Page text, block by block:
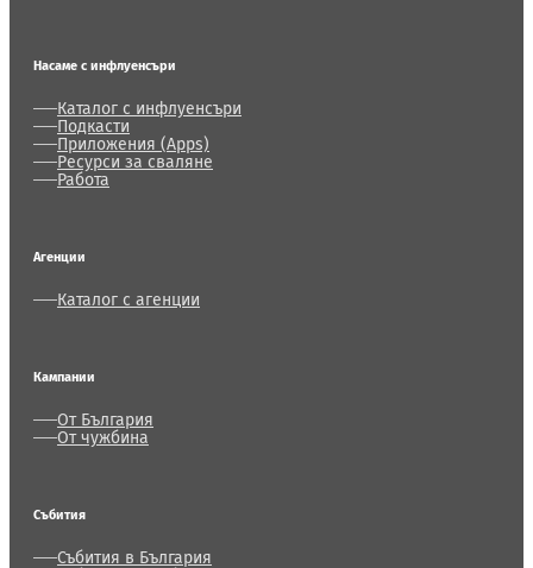
Насаме с инфлуенсъри
Каталог с инфлуенсъри
Подкасти
Приложения (Apps)
Ресурси за сваляне
Работа
Агенции
Каталог с агенции
Кампании
От България
От чужбина
Събития
Събития в България